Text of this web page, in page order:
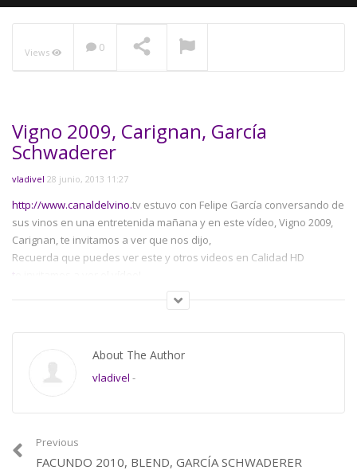
Views 0
Vigno 2009, Carignan, García
Schwaderer
vladivel 28 junio, 2013 11:27
http://www.canaldelvino.tv estuvo con Felipe García conversando de
sus vinos en una entretenida mañana y en este vídeo, Vigno 2009,
Carignan, te invitamos a ver que nos dijo,
Recuerda que puedes ver este y otros videos en Calidad HD
t
About The Author
vladivel -
Previous
FACUNDO 2010, BLEND, GARCÍA SCHWADERER